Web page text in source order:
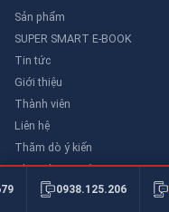
Sản phẩm
SUPER SMART E-BOOK
Tin tức
Giới thiệu
Thành viên
Liên hệ
Thăm dò ý kiến
Thư viên an toàn
0938.125.206